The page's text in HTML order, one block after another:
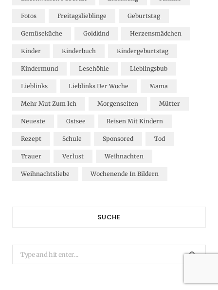
Fotos Freitagslieblinge Geburtstag
Gemüseküche Goldkind Herzensmädchen
Kinder Kinderbuch Kindergeburtstag
Kindermund Lesehöhle Lieblingsbub
Lieblinks Lieblinks Der Woche Mama
Mehr Mut Zum Ich Morgenseiten Mütter
Neueste Ostsee Reisen Mit Kindern
Rezept Schule Sponsored Tod
Trauer Verlust Weihnachten
Weihnachtsliebe Wochenende In Bildern
SUCHE
Search
for: